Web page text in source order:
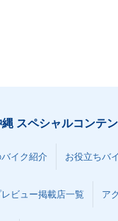
スペシャルコンテ
イク紹介 お役立ちバ
ビュー掲載店一覧 ア